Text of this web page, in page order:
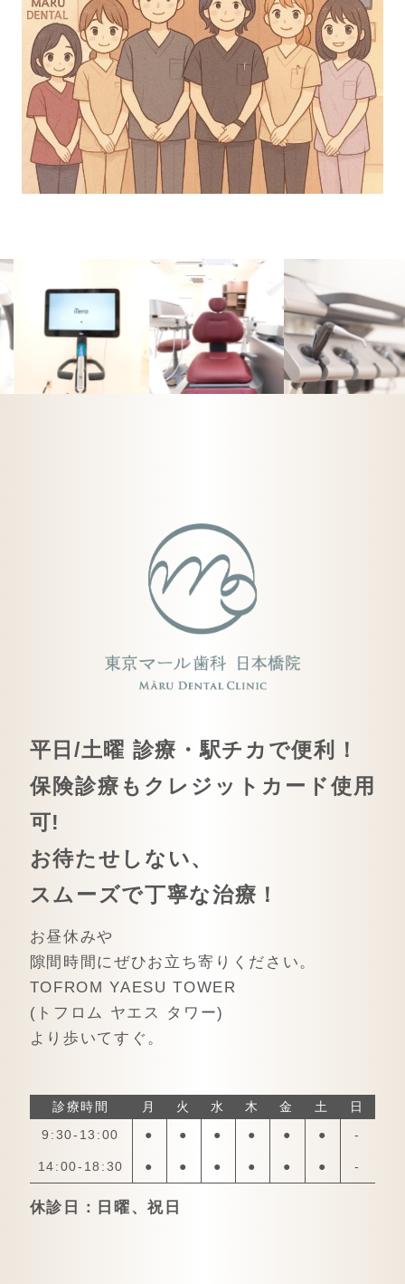
平日/土曜 診療・駅チカで便利！
保険診療もクレジットカード使用
可!
お待たせしない、
スムーズで丁寧な治療！
お昼休みや
隙間時間にぜひお立ち寄りください。
TOFROM YAESU TOWER
(トフロム ヤエス タワー)
より歩いてすぐ。
診療時間 月 火 水 木 金 土
日
9:30-13:00
● ● ● ● ● ● -
14:00-18:30 ● ● ● ● ● ● -
休診日：日曜、祝日